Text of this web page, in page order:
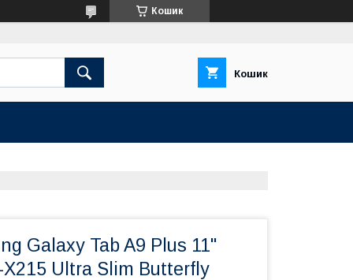
Кошик
Кошик
Galaxy Tab A9 Plus 11"
X215 Ultra Slim Butterfly